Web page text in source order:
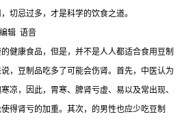
切忌过多，才是科学的饮食之道。
编辑 语音
健康食品，但是，并不是人人都适合食用豆制
，豆制品吃多了可能会伤肾。首先，中医认为
凉，因此，胃寒、脾肾亏虚、易以及常出现、
得肾亏的加重。其次，的男性也应少吃豆制